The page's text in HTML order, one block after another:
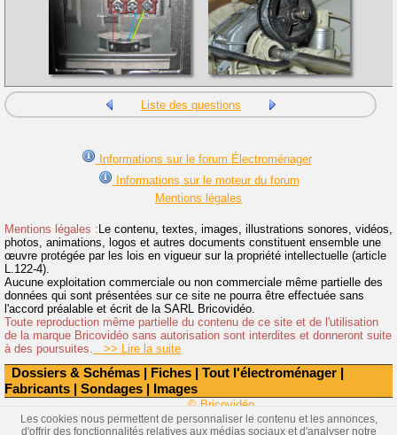
Dossiers & Schémas | Fiches | Tout l'électroménager |
Fabricants | Sondages | Images
Liste des questions
Informations sur le forum Électroménager
Informations sur le moteur du forum
Mentions légales
Mentions légales :Le contenu, textes, images, illustrations sonores, vidéos,
photos, animations, logos et autres documents constituent ensemble une
œuvre protégée par les lois en vigueur sur la propriété intellectuelle (article
L.122-4).
Aucune exploitation commerciale ou non commerciale même partielle des
données qui sont présentées sur ce site ne pourra être effectuée sans
l'accord préalable et écrit de la SARL Bricovidéo.
Toute reproduction même partielle du contenu de ce site et de l'utilisation
de la marque Bricovidéo sans autorisation sont interdites et donneront suite
à des poursuites.
>> Lire la suite
© Bricovidéo
Les cookies nous permettent de personnaliser le contenu et les annonces,
d'offrir des fonctionnalités relatives aux médias sociaux et d'analyser notre